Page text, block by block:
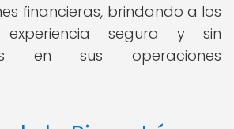
financieras, brindando a los
segura y sin
en sus operaciones